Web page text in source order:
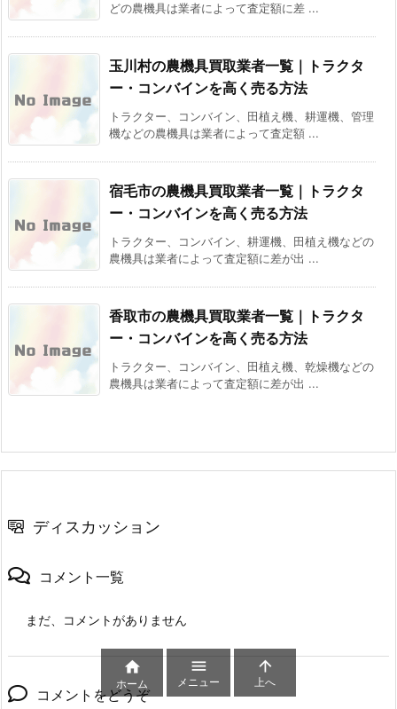
どの農機具は業者によって査定額に差 ...
玉川村の農機具買取業者一覧｜トラクタ
ー・コンバインを高く売る方法
トラクター、コンバイン、田植え機、耕運機、管理
機などの農機具は業者によって査定額 ...
宿毛市の農機具買取業者一覧｜トラクタ
ー・コンバインを高く売る方法
トラクター、コンバイン、耕運機、田植え機などの
農機具は業者によって査定額に差が出 ...
香取市の農機具買取業者一覧｜トラクタ
ー・コンバインを高く売る方法
トラクター、コンバイン、田植え機、乾燥機などの
農機具は業者によって査定額に差が出 ...
ディスカッション
コメント一覧
まだ、コメントがありません
コメントをどうぞ

ホーム

メニュー

上へ